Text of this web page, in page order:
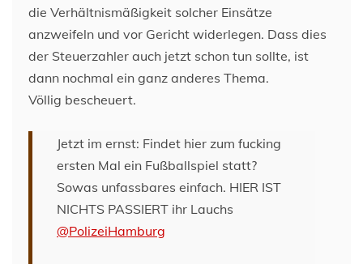
die Verhältnismäßigkeit solcher Einsätze
anzweifeln und vor Gericht widerlegen. Dass dies
der Steuerzahler auch jetzt schon tun sollte, ist
dann nochmal ein ganz anderes Thema.
Völlig bescheuert.
Jetzt im ernst: Findet hier zum fucking
ersten Mal ein Fußballspiel statt?
Sowas unfassbares einfach. HIER IST
NICHTS PASSIERT ihr Lauchs
@PolizeiHamburg